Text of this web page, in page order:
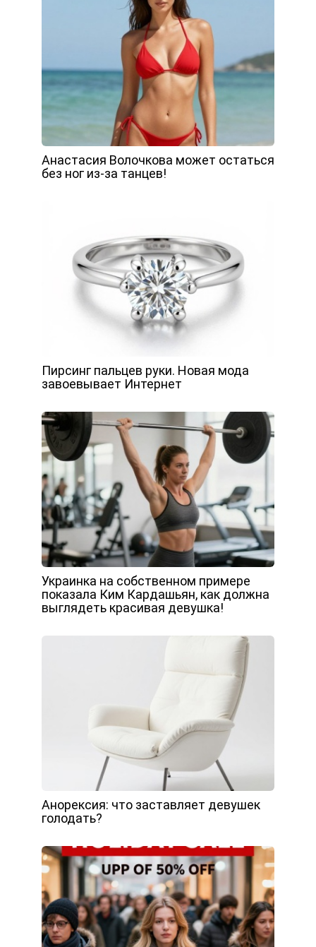
Анастасия Волочкова может остаться
без ног из-за танцев!
Пирсинг пальцев руки. Новая мода
завоевывает Интернет
Украинка на собственном примере
показала Ким Кардашьян, как должна
выглядеть красивая девушка!
Анорексия: что заставляет девушек
голодать?